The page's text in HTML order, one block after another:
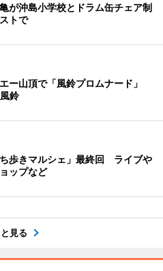
が沖島小学校とドラム缶チェア制
トで
ー山頂で「風鈴プロムナード」
鈴
歩きマルシェ」最終回 ライブや
ップなど
見る